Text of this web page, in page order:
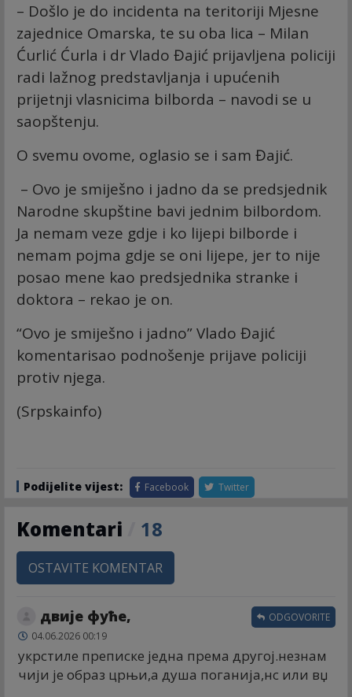
– Došlo je do incidenta na teritoriji Mjesne
zajednice Omarska, te su oba lica – Milan
Ćurlić Ćurla i dr Vlado Đajić prijavljena policiji
radi lažnog predstavljanja i upućenih
prijetnji vlasnicima bilborda – navodi se u
saopštenju.
O svemu ovome, oglasio se i sam Đajić.
– Ovo je smiješno i jadno da se predsjednik
Narodne skupštine bavi jednim bilbordom.
Ja nemam veze gdje i ko lijepi bilborde i
nemam pojma gdje se oni lijepe, jer to nije
posao mene kao predsjednika stranke i
doktora – rekao je on.
“Ovo je smiješno i jadno” Vlado Đajić
komentarisao podnošenje prijave policiji
protiv njega.
(Srpskainfo)
Podijelite vijest: Facebook Twitter
Komentari 18
OSTAVITE KOMENTAR
двије фуће,
04.06.2026 00:19
укрстиле преписке једна према другој.незнам
чији је образ црњи,а душа поганија,нс или вџ
ODGOVORITE